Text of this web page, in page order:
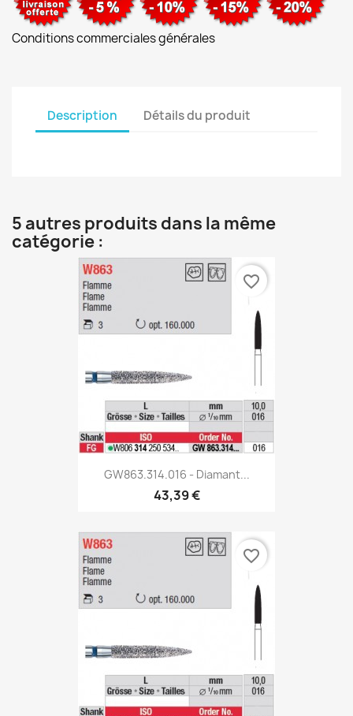
Conditions commerciales générales
Description Détails du produit
5 autres produits dans la même
catégorie :
GW863.314.016 - Diamant...
43,39 €
favorite_border
favorite_border